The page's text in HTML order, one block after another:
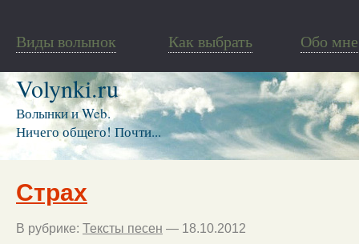
Виды волынок Как выбрать Обо мне
Volynki.ru
Волынки и Web.
Ничего общего! Почти...
Страх
В рубрике: Тексты песен — 18.10.2012